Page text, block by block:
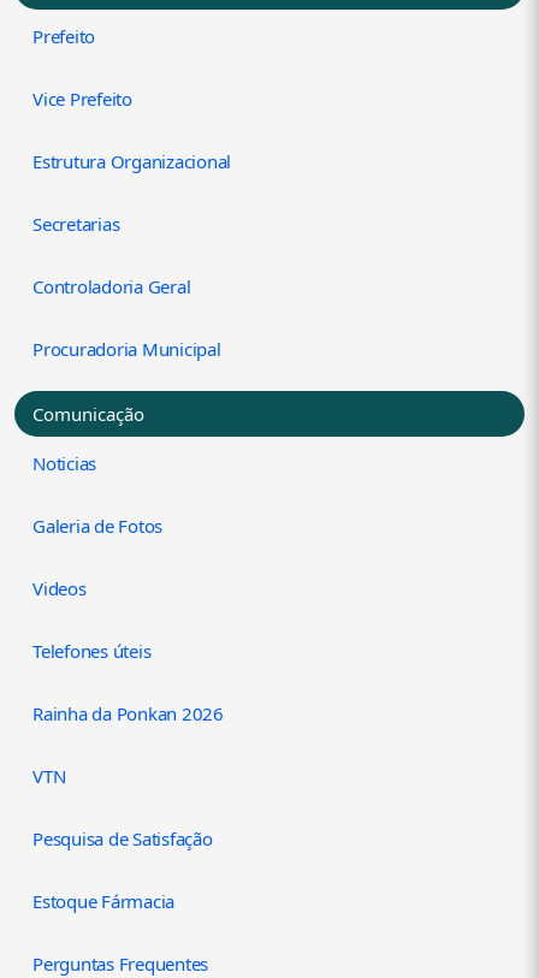
Prefeito
Vice Prefeito
Estrutura Organizacional
Secretarias
Controladoria Geral
Procuradoria Municipal
Comunicação
Noticias
Galeria de Fotos
Videos
Telefones úteis
Rainha da Ponkan 2026
VTN
Pesquisa de Satisfação
Estoque Fármacia
Perguntas Frequentes